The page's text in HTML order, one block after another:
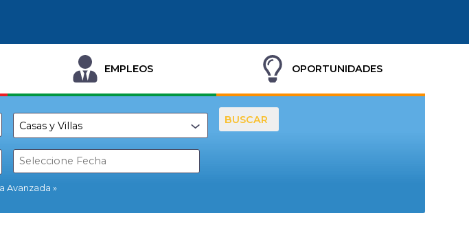
EMPLEOS OPORTUNIDADES
Avanzada
BUSCAR